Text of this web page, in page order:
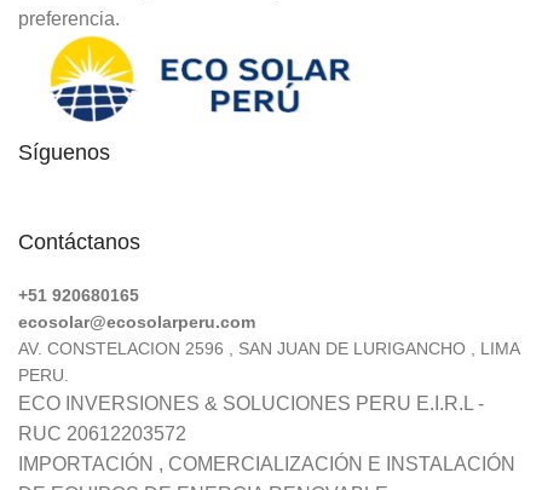
preferencia.
Síguenos
Contáctanos
+51 920680165
ecosolar@ecosolarperu.com
AV. CONSTELACION 2596 , SAN JUAN DE LURIGANCHO , LIMA
PERU.
ECO INVERSIONES & SOLUCIONES PERU E.I.R.L -
RUC 20612203572
IMPORTACIÓN , COMERCIALIZACIÓN E INSTALACIÓN